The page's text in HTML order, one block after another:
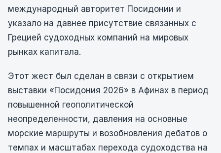
международный авторитет Посидонии и
указало на давнее присутствие связанных с
Грецией судоходных компаний на мировых
рынках капитала.
Этот жест был сделан в связи с открытием
выставки «Посидония 2026» в Афинах в период
повышенной геополитической
неопределенности, давления на основные
морские маршруты и возобновления дебатов о
темпах и масштабах перехода судоходства на